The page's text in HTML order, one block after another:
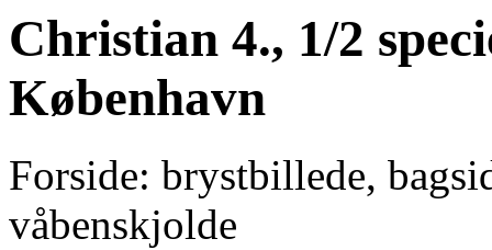
Christian 4., 1/2
København
Forside: brystbillede,
våbenskjolde